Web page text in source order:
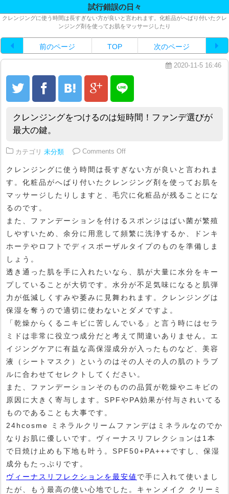
試行錯誤の日々
クレンジングに使う時間は長すぎない方が良いと言われます。化粧品がへばり付いたクレ
ンジング剤を使ってお肌をマッサージしたり
前のページ TOP 次のページ
2020-11-5 16:46
クレンジングをつけるのは短時間！ファンデ選びが
最大の鍵。
カテゴリ 未分類 Comments Offon クレンジングをつけるのは短
クレンジングに使う時間は長すぎない方が良いと言われま
す。化粧品がへばり付いたクレンジング剤を使ってお肌を
マッサージしたりしますと、毛穴に化粧品が残ることにな
るのです。
また、ファンデーションを付けるスポンジはばい菌が繁殖
しやすいため、余分に用意して頻繁に洗浄するか、ドンキ
ホーテやロフトでディスポーザルタイプのものを準備しま
しょう。
透き通った肌を手に入れたいなら、肌が大量に水分をキー
プしていることが大切です。水分が不足気味になると肌弾
力が低減しくすみや萎みに見舞われます。クレンジングは
保湿を奪うので適切に使わないとダメですよ。
「乾燥からくるニキビに苦しんでいる」と言う時にはセラ
ミドは非常に役立つ成分だと考えて間違いありません。エ
イジングケアに有益な高保湿成分が入ったものなど、美容
液（シートマスク）というのはその人その人の肌のトラブ
ルに合わせてセレクトしてください。
また、ファンデーションそのものの品質が乾燥やニキビの
原因に大きく寄与します。SPFやPA効果が付与されいてる
ものであることも大事です。
24hcosme ミネラルクリームファンデはミネラルなのでか
なりお肌に優しいです。ヴィーナスリフレクションは1本
で日焼け止めも下地も叶う。SPF50+PA+++ですし、保湿
成分もたっぷりです。
ヴィーナスリフレクションを最安値 で手に入れて使いまし
たが、もう最高の使い心地でした。キャンメイク クリーミ